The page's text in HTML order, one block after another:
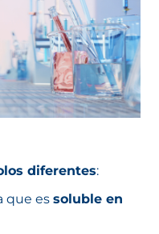
diferentes:
que es soluble en